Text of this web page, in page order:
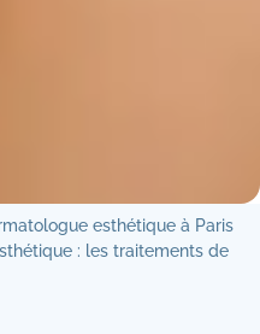
esthétique à Paris
: les traitements de